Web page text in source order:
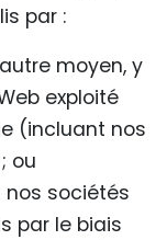
par :
moyen, y
exploité
(incluant nos
ou
sociétés
par le biais